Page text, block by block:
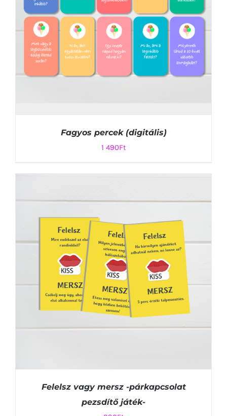
RÉSZLETEK
Fagyos percek (digitális)
1 490Ft
Felelsz vagy mersz -párkapcsolat
pezsdítő játék-